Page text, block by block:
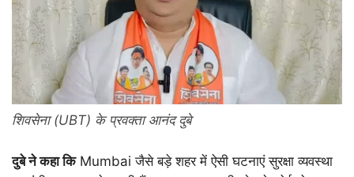
शिवसेना (UBT) के प्रवक्ता आनंद दुबे
दुबे ने कहा किMumbai जैसे बड़े शहर में ऐसी घटनाएं सुरक्षा व्यवस्था